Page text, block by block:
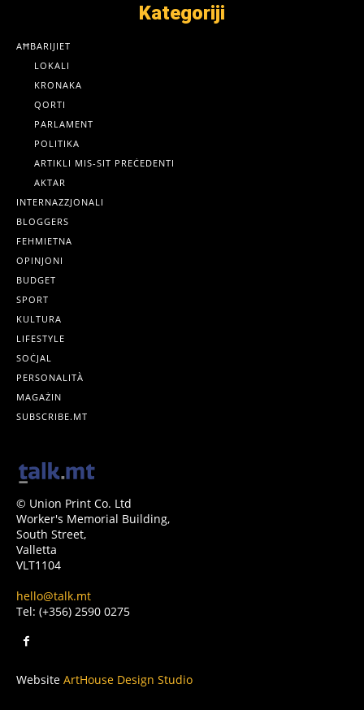
Kategoriji
AĦBARIJIET
LOKALI
KRONAKA
QORTI
PARLAMENT
POLITIKA
ARTIKLI MIS-SIT PREĊEDENTI
AKTAR
INTERNAZZJONALI
BLOGGERS
FEHMIETNA
OPINJONI
BUDGET
SPORT
KULTURA
LIFESTYLE
SOĊJAL
PERSONALITÀ
MAGAŻIN
SUBSCRIBE.MT
© Union Print Co. Ltd
Worker's Memorial Building,
South Street,
Valletta
VLT1104
hello@talk.mt
Tel: (+356) 2590 0275
Website ArtHouse Design Studio